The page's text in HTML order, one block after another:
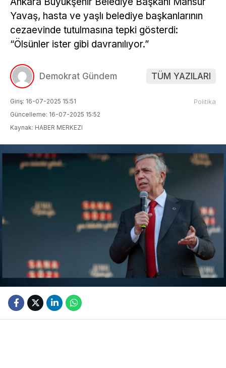
Yavaş, hasta ve yaşlı belediye başkanlarının
cezaevinde tutulmasına tepki gösterdi:
“Ölsünler ister gibi davranılıyor.”
Demokrat Gündem TÜM YAZILARI
Giriş: 16-07-2025 15:51
Güncelleme: 16-07-2025 15:52
Kaynak: HABER MERKEZI
Politika